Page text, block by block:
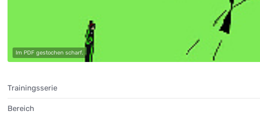
Im PDF gestochen scharf.
Trainingsserie
Bereich